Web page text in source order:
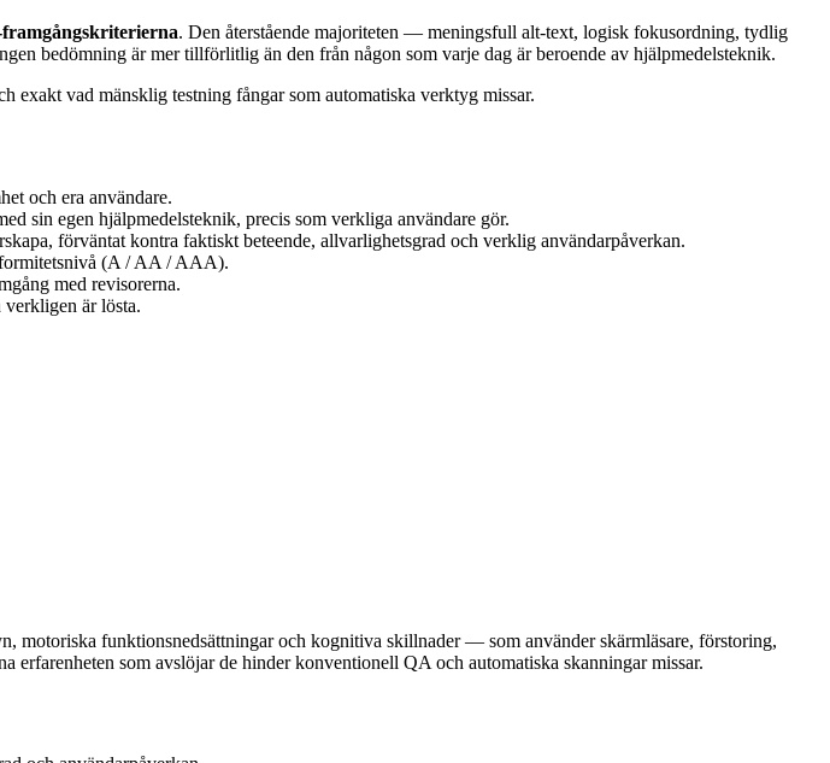
. Den återstående majoriteten — meningsfull alt-text, logisk fokusordning, tydlig
bedömning är mer tillförlitlig än den från någon som varje dag är beroende av hjälpmedelsteknik.
exakt vad mänsklig testning fångar som automatiska verktyg missar.
och era användare.
sin egen hjälpmedelsteknik, precis som verkliga användare gör.
förväntat kontra faktiskt beteende, allvarlighetsgrad och verklig användarpåverkan.
(A / AA / AAA).
med revisorerna.
är lösta.
motoriska funktionsnedsättningar och kognitiva skillnader — som använder skärmläsare, förstoring,
erfarenheten som avslöjar de hinder konventionell QA och automatiska skanningar missar.